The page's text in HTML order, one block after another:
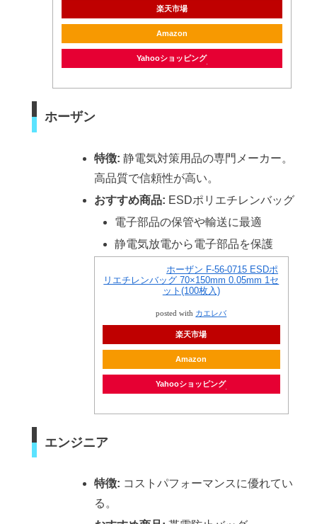
楽天市場
Amazon
Yahooショッピング
ホーザン
特徴: 静電気対策用品の専門メーカー。
高品質で信頼性が高い。
おすすめ商品: ESDポリエチレンバッグ
電子部品の保管や輸送に最適
静電気放電から電子部品を保護
ホーザン F-56-0715 ESDポ
リエチレンバッグ 70×150mm 0.05mm 1セ
ット(100枚入)
posted with カエレバ
楽天市場
Amazon
Yahooショッピング
エンジニア
特徴: コストパフォーマンスに優れてい
る。